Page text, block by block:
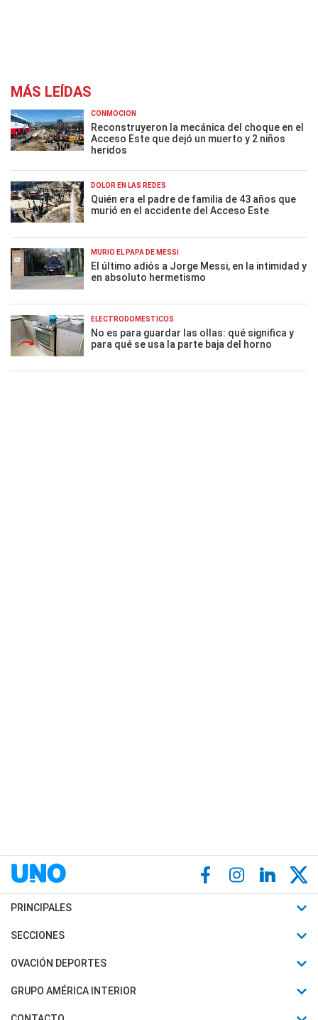
MÁS LEÍDAS
CONMOCIÓN
Reconstruyeron la mecánica del choque en el
Acceso Este que dejó un muerto y 2 niños
heridos
DOLOR EN LAS REDES
Quién era el padre de familia de 43 años que
murió en el accidente del Acceso Este
MURIÓ EL PAPÁ DE MESSI
El último adiós a Jorge Messi, en la intimidad y
en absoluto hermetismo
ELECTRODOMÉSTICOS
No es para guardar las ollas: qué significa y
para qué se usa la parte baja del horno
PRINCIPALES
Últimas Noticias
Política
SECCIONES
Horóscopo
Motores
OVACIÓN DEPORTES
Fútbol
Mundial
GRUPO AMÉRICA INTERIOR